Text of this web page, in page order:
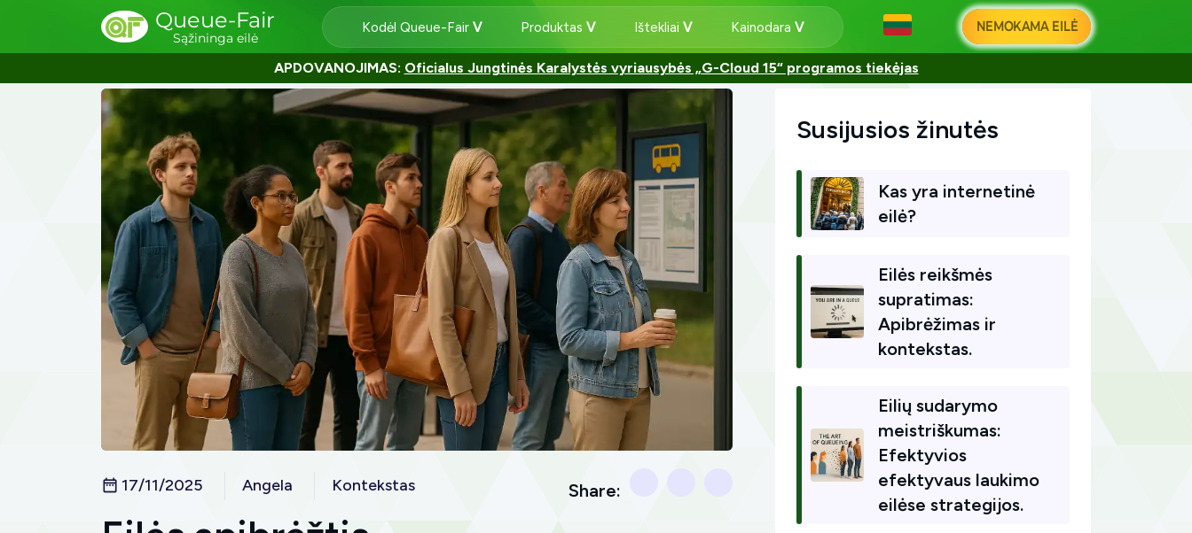
Queue-Fair
Sąžininga eilė
Kodėl Queue-Fair Produktas Ištekliai Kainodara NEMOKAMA EILĖ
APDOVANOJIMAS: Oficialus Jungtinės Karalystės vyriausybės „G-Cloud 15“ programos tiekėjas
17/11/2025 Angela Kontekstas Share:
Susijusios žinutės
Kas yra internetinė
eilė?
Eilės reikšmės
supratimas:
Apibrėžimas ir
kontekstas.
Eilių sudarymo
meistriškumas:
Efektyvios
efektyvaus laukimo
eilėse strategijos.